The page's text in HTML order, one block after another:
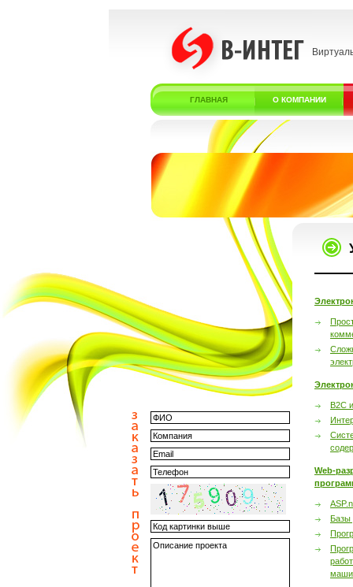
ГЛАВНАЯ О КОМПАНИИ
B2C
Web-
Базы